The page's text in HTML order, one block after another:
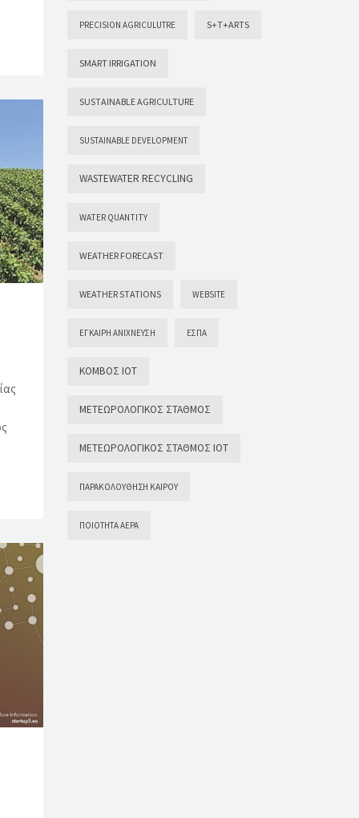
PRECISION AGRICULUTRE S+T+ARTS
SMART IRRIGATION
SUSTAINABLE AGRICULTURE
SUSTAINABLE DEVELOPMENT
WASTEWATER RECYCLING
WATER QUANTITY
WEATHER FORECAST
WEATHER STATIONS WEBSITE
ΈΓΚΑΙΡΗ ΑΝΊΧΝΕΥΣΗ ΕΣΠΑ
ΚΌΜΒΟΣ ΙΟΤ
ΜΕΤΕΩΡΟΛΟΓΙΚΌΣ ΣΤΑΘΜΌΣ
ΜΕΤΕΩΡΟΛΟΓΙΚΌΣ ΣΤΑΘΜΌΣ ΙΟΤ
ΠΑΡΑΚΟΛΟΎΘΗΣΗ ΚΑΙΡΟΎ
ΠΟΙΌΤΗΤΑ ΑΈΡΑ